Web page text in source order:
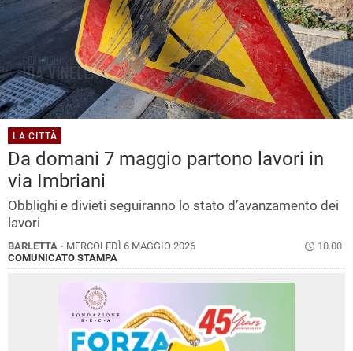
LA CITTÀ
Da domani 7 maggio partono lavori in
via Imbriani
Obblighi e divieti seguiranno lo stato d’avanzamento dei
lavori
BARLETTA - MERCOLEDÌ 6 MAGGIO 2026
10.00
COMUNICATO STAMPA